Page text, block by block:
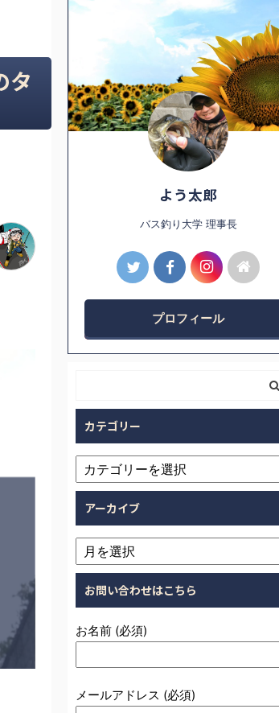
タ
よう太郎
バス釣り大学 理事長
プロフィール
カテゴリー
アーカイブ
お問い合わせはこちら
お名前 (必須)
メールアドレス (必須)